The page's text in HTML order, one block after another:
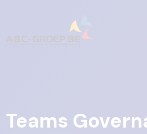
Teams